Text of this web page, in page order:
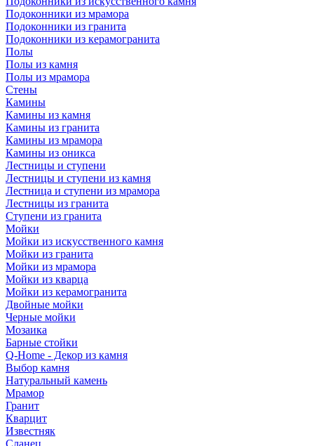
Подоконники из мрамора
Подоконники из гранита
Подоконники из керамогранита
Полы
Полы из камня
Полы из мрамора
Стены
Камины
Камины из камня
Камины из гранита
Камины из мрамора
Камины из оникса
Лестницы и ступени
Лестницы и ступени из камня
Лестница и ступени из мрамора
Лестницы из гранита
Ступени из гранита
Мойки
Мойки из искусственного камня
Мойки из гранита
Мойки из мрамора
Мойки из кварца
Мойки из керамогранита
Двойные мойки
Черные мойки
Мозаика
Барные стойки
Q-Home - Декор из камня
Выбор камня
Натуральный камень
Мрамор
Гранит
Кварцит
Известняк
Сланец